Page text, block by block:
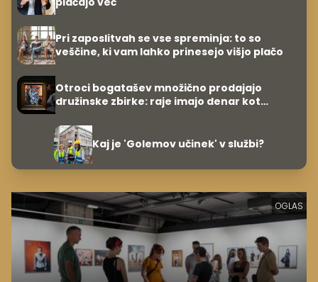
Pri zaposlitvah se vse spreminja: to so
veščine, ki vam lahko prinesejo višjo plačo
Otroci bogatašev množično prodajajo
družinske zbirke: raje imajo denar kot
Kaj je 'Golemov učinek' v službi?
OGLAS